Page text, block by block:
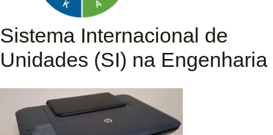
Sistema Internacional de
Unidades (SI) na Engenharia